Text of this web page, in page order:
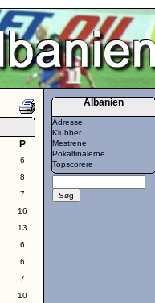
P
6
8
7
16
13
6
6
7
10
Albanien
Adresse
Klubber
Mestrene
Pokalfinalerne
Topscorere